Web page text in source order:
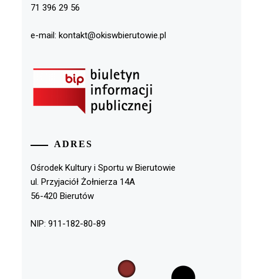
71 396 29 56
e-mail: kontakt@okiswbierutowie.pl
ADRES
Ośrodek Kultury i Sportu w Bierutowie
ul. Przyjaciół Żołnierza 14A
56-420 Bierutów
NIP: 911-182-80-89